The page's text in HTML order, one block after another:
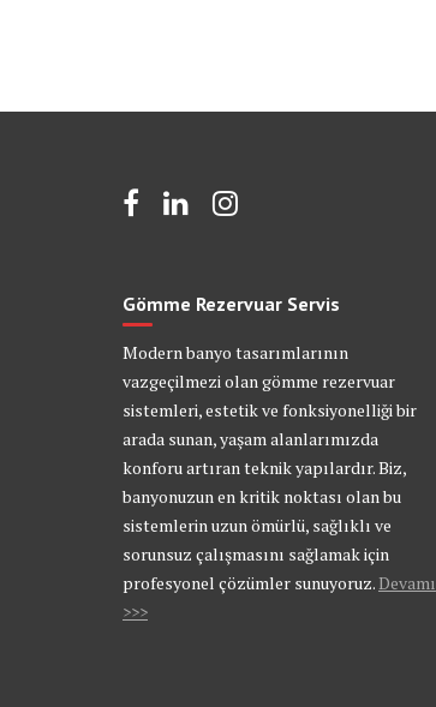
Gömme Rezervuar Servis
Modern banyo tasarımlarının
vazgeçilmezi olan gömme rezervuar
sistemleri, estetik ve fonksiyonelliği bir
arada sunan, yaşam alanlarımızda
konforu artıran teknik yapılardır. Biz,
banyonuzun en kritik noktası olan bu
sistemlerin uzun ömürlü, sağlıklı ve
sorunsuz çalışmasını sağlamak için
profesyonel çözümler sunuyoruz.Devamı
>>>